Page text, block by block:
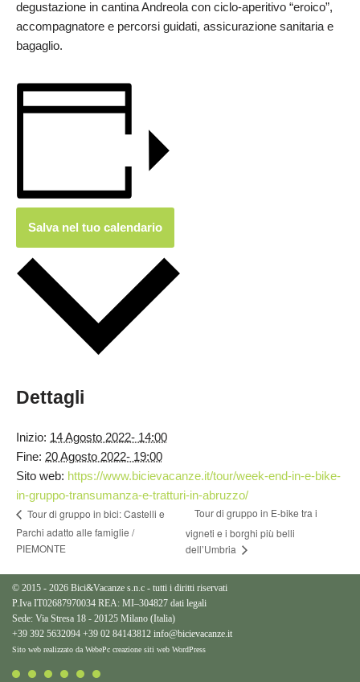
degustazione in cantina Andreola con ciclo-aperitivo “eroico”,
accompagnatore e percorsi guidati, assicurazione sanitaria e
bagaglio.
Salva nel tuo calendario
Dettagli
Inizio: 14 Agosto 2022- 14:00
Fine: 20 Agosto 2022- 19:00
Sito web: https://www.bicievacanze.it/tour/week-end-in-e-bike-
in-gruppo-transumanza-e-tratturi-in-abruzzo/
Tour di gruppo in bici: Castelli e
Parchi adatto alle famiglie /
PIEMONTE
Tour di gruppo in E-bike tra i
vigneti e i borghi più belli
dell’Umbria
© 2015 - 2026 Bici&Vacanze s.n.c - tutti i diritti riservati
P.Iva IT02687970034 REA: MI–304827 dati legali
Sede: Via Stresa 18 - 20125 Milano (Italia)
+39 392 5632094 +39 02 84143812 info@bicievacanze.it
Sito web realizzato da WebePc creazione siti web WordPress